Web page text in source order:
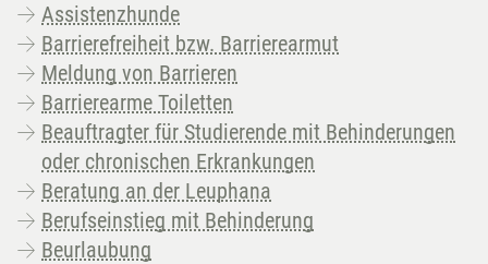
Assistenzhunde
Barrierefreiheit bzw. Barrierearmut
Meldung von Barrieren
Barrierearme Toiletten
Beauftragter für Studierende mit Behinderungen
oder chronischen Erkrankungen
Beratung an der Leuphana
Berufseinstieg mit Behinderung
Beurlaubung